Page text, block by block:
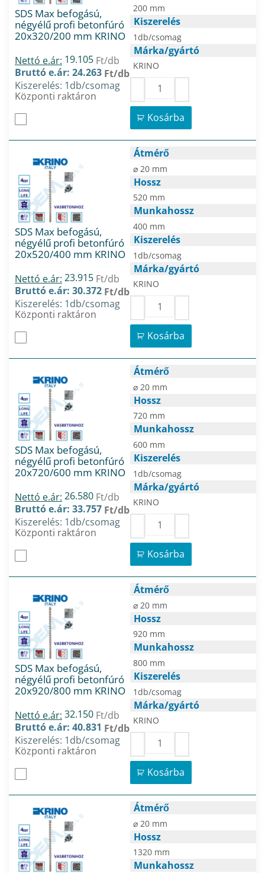
SDS Max befogású,
négyélű profi betonfúró
20x320/200 mm KRINO
Nettó e.ár: 19.105 Ft/db
Bruttó e.ár: 24.263 Ft/db
Kiszerelés: 1db/csomag
Központi raktáron
200 mm
Kiszerelés
1db/csomag
Márka/gyártó
KRINO
Kosárba
SDS Max befogású,
négyélű profi betonfúró
20x520/400 mm KRINO
Nettó e.ár: 23.915 Ft/db
Bruttó e.ár: 30.372 Ft/db
Kiszerelés: 1db/csomag
Központi raktáron
Átmérő
⌀ 20 mm
Hossz
520 mm
Munkahossz
400 mm
Kiszerelés
1db/csomag
Márka/gyártó
KRINO
Kosárba
SDS Max befogású,
négyélű profi betonfúró
20x720/600 mm KRINO
Nettó e.ár: 26.580 Ft/db
Bruttó e.ár: 33.757 Ft/db
Kiszerelés: 1db/csomag
Központi raktáron
Átmérő
⌀ 20 mm
Hossz
720 mm
Munkahossz
600 mm
Kiszerelés
1db/csomag
Márka/gyártó
KRINO
Kosárba
SDS Max befogású,
négyélű profi betonfúró
20x920/800 mm KRINO
Nettó e.ár: 32.150 Ft/db
Bruttó e.ár: 40.831 Ft/db
Kiszerelés: 1db/csomag
Központi raktáron
Átmérő
⌀ 20 mm
Hossz
920 mm
Munkahossz
800 mm
Kiszerelés
1db/csomag
Márka/gyártó
KRINO
Kosárba
Átmérő
⌀ 20 mm
Hossz
1320 mm
Munkahossz